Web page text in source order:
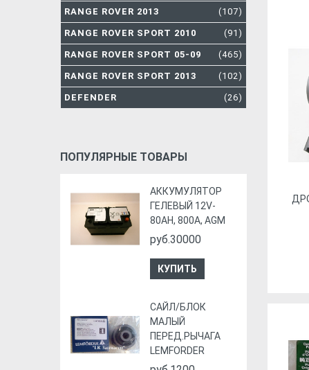
RANGE ROVER 2013 (107)
RANGE ROVER SPORT 2010 (91)
RANGE ROVER SPORT 05-09 (465)
RANGE ROVER SPORT 2013 (102)
DEFENDER (26)
ПОПУЛЯРНЫЕ ТОВАРЫ
АККУМУЛЯТОР
ГЕЛЕВЫЙ 12V-
80AH, 800A, AGM
руб.30000
КУПИТЬ
CАЙЛ/БЛОК
МАЛЫЙ
ПЕРЕД.РЫЧАГА
LEMFORDER